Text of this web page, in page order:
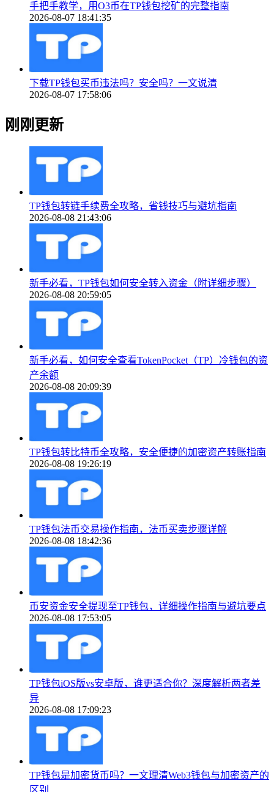
手把手教学，用O3币在TP钱包挖矿的完整指南
2026-08-07 18:41:35
下载TP钱包买币违法吗？安全吗？一文说清
2026-08-07 17:58:06
刚刚更新
TP钱包转链手续费全攻略，省钱技巧与避坑指南
2026-08-08 21:43:06
新手必看，TP钱包如何安全转入资金（附详细步骤）
2026-08-08 20:59:05
新手必看，如何安全查看TokenPocket（TP）冷钱包的资
产余额
2026-08-08 20:09:39
TP钱包转比特币全攻略，安全便捷的加密资产转账指南
2026-08-08 19:26:19
TP钱包法币交易操作指南，法币买卖步骤详解
2026-08-08 18:42:36
币安资金安全提现至TP钱包，详细操作指南与避坑要点
2026-08-08 17:53:05
TP钱包iOS版vs安卓版，谁更适合你？深度解析两者差
异
2026-08-08 17:09:23
TP钱包是加密货币吗？一文理清Web3钱包与加密资产的